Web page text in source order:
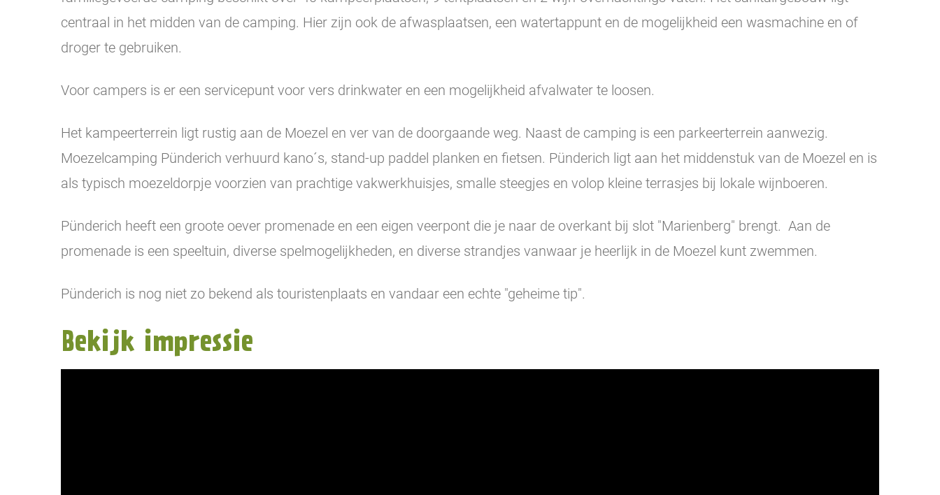
centraal in het midden van de camping. Hier zijn ook de afwasplaatsen, een watertappunt en de mogelijkheid een wasmachine en of
droger te gebruiken.
Voor campers is er een servicepunt voor vers drinkwater en een mogelijkheid afvalwater te loosen.
Het kampeerterrein ligt rustig aan de Moezel en ver van de doorgaande weg. Naast de camping is een parkeerterrein aanwezig.
Moezelcamping Pünderich verhuurd kano´s, stand-up paddel planken en fietsen. Pünderich ligt aan het middenstuk van de Moezel en is
als typisch moezeldorpje voorzien van prachtige vakwerkhuisjes, smalle steegjes en volop kleine terrasjes bij lokale wijnboeren.
Pünderich heeft een groote oever promenade en een eigen veerpont die je naar de overkant bij slot "Marienberg" brengt. Aan de
promenade is een speeltuin, diverse spelmogelijkheden, en diverse strandjes vanwaar je heerlijk in de Moezel kunt zwemmen.
Pünderich is nog niet zo bekend als touristenplaats en vandaar een echte "geheime tip".
Bekijk impressie